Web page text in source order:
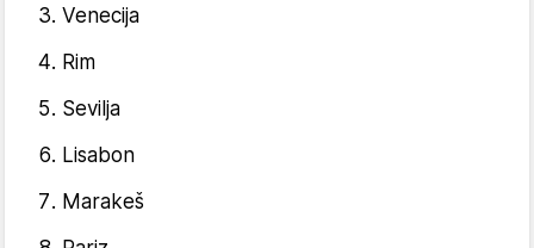
Venecija
Rim
Sevilja
Lisabon
Marakeš